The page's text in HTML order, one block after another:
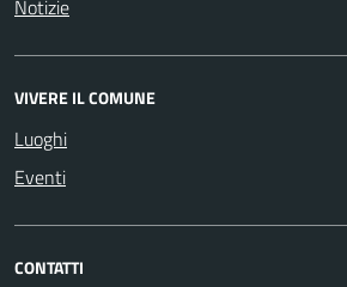
Notizie
VIVERE IL COMUNE
Luoghi
Eventi
CONTATTI